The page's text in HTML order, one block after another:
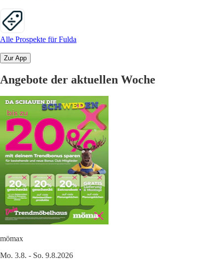
Alle Prospekte für Fulda
Zur App
Angebote der aktuellen Woche
mömax
Mo. 3.8. - So. 9.8.2026